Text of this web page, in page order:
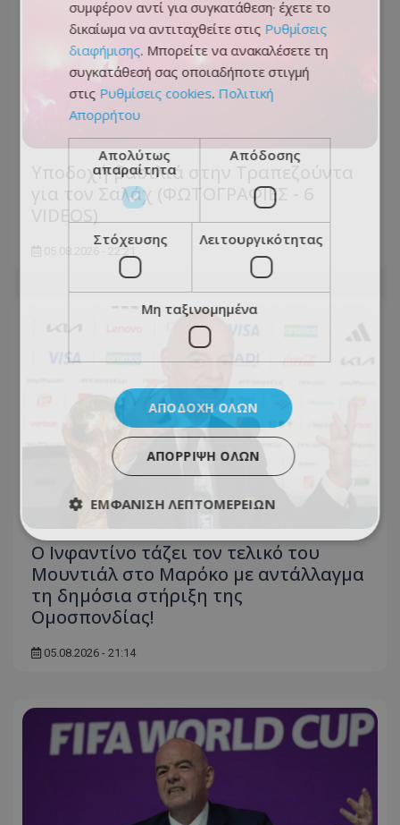
Υποδοχή βασιλιά στην Τραπεζούντα
για τον Σαλάχ (ΦΩΤΟΓΡΑΦΙΕΣ - 6
05.08.2026 - 22:21
Ο Ινφαντίνο τάζει τον τελικό του
Μουντιάλ στο Μαρόκο με αντάλλαγμα
τη δημόσια στήριξη της
Ομοσπονδίας!
05.08.2026 - 21:14
συμφέρον αντί για συγκατάθεση· έχετε το
δικαίωμα να αντιταχθείτε στις Ρυθμίσεις
διαφήμισης. Μπορείτε να ανακαλέσετε τη
συγκατάθεσή σας οποιαδήποτε στιγμή
στις Ρυθμίσεις cookies. Πολιτική
Απορρήτου
Απολύτως
απαραίτητα
Απόδοσης
Στόχευσης Λειτουργικότητας
Μη ταξινομημένα
ΑΠΟΔΟΧΉ ΌΛΩΝ
ΑΠΌΡΡΙΨΗ ΌΛΩΝ
ΕΜΦΆΝΙΣΗ ΛΕΠΤΟΜΕΡΕΙΏΝ